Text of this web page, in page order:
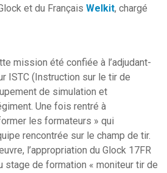
et du Français Welkit, chargé
mission été confiée à l’adjudant-
ISTC (Instruction sur le tir de
de simulation et
Une fois rentré à
les formateurs » qui
rencontrée sur le champ de tir.
l’appropriation du Glock 17FR
stage de formation « moniteur tir de